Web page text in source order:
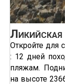
Ликийская
Откройте для
: 12 дней
пляжам.
на высоте